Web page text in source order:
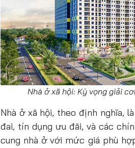
Nhà ở xã hội: Kỳ vọng giải
Nhà ở xã hội, theo định nghĩa,
đai, tín dụng ưu đãi, và các
cung nhà ở với mức giá phù